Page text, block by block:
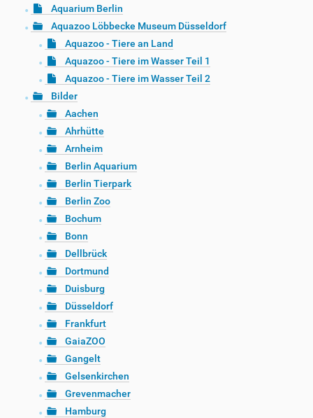
Aquarium Berlin
Aquazoo Löbbecke Museum Düsseldorf
Aquazoo - Tiere an Land
Aquazoo - Tiere im Wasser Teil 1
Aquazoo - Tiere im Wasser Teil 2
Bilder
Aachen
Ahrhütte
Arnheim
Berlin Aquarium
Berlin Tierpark
Berlin Zoo
Bochum
Bonn
Dellbrück
Dortmund
Duisburg
Düsseldorf
Frankfurt
GaiaZOO
Gangelt
Gelsenkirchen
Grevenmacher
Hamburg